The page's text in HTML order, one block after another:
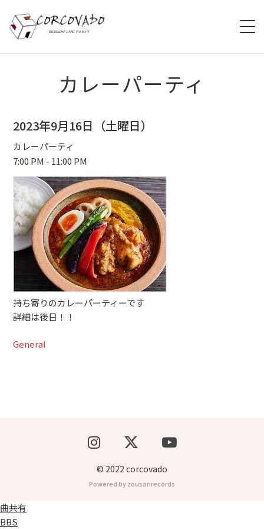
HOME
SCHEDULE
MENU
ACCESS
CONTACT
ブッキングライブ出演者募集！！
カレーパーティ
2023年9月16日（土曜日）
カレーパーティ
7:00 PM - 11:00 PM
持ち寄りのカレーパーティーです
詳細は後日！！
General
© 2022 corcovado
Powered by zousanrecords
曲共有
BBS